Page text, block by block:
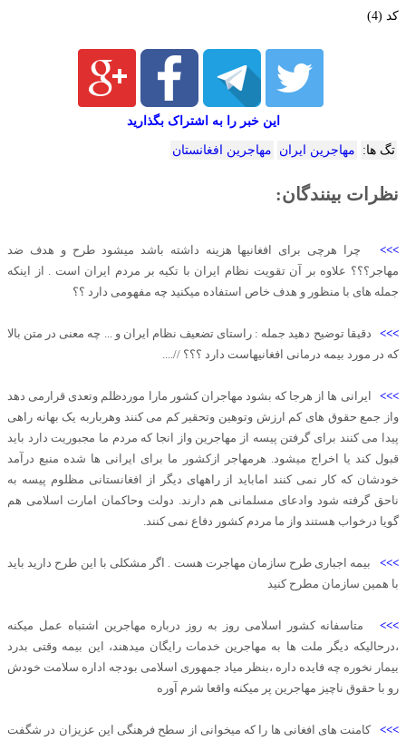
کد (4)
این خبر را به اشتراک بگذارید
تگ ها: مهاجرین ایران مهاجرین افغانستان
نظرات بینندگان:
>>> چرا هرچی برای افغانیها هزینه داشته باشد میشود طرح و هدف ضد
مهاجر؟؟؟ علاوه بر آن تقویت نظام ایران با تکیه بر مردم ایران است . از اینکه
جمله های با منظور و هدف خاص استفاده میکنید چه مفهومی دارد ؟؟
>>> دقیقا توضیح دهید جمله : راستای تضعیف نظام ایران و ... چه معنی در متن بالا
که در مورد بیمه درمانی افغانیهاست دارد ؟؟؟ //....
>>> ایرانی ها از هرجا که بشود مهاجران کشور مارا موردظلم وتعدی قرارمی دهد
واز جمع حقوق های کم ارزش وتوهین وتحقیر کم می کنند وهرباربه یک بهانه راهی
پیدا می کنند برای گرفتن پیسه از مهاجرین واز انجا که مردم ما مجبوریت دارد باید
قبول کند یا اخراج میشود. هرمهاجر ازکشور ما برای ایرانی ها شده منبع درآمد
خودشان که کار نمی کنند اماباید از راههای دیگر از افغانستانی مظلوم پیسه به
ناحق گرفته شود وادعای مسلمانی هم دارند. دولت وحاکمان امارت اسلامی هم
گویا درخواب هستند واز ما مردم کشور دفاع نمی کنند.
>>> بیمه اجباری طرح سازمان مهاجرت هست . اگر مشکلی با این طرح دارید باید
با همین سازمان مطرح کنید
>>> متاسفانه کشور اسلامی روز به روز درباره مهاجرین اشتباه عمل میکنه
،درحالیکه دیگر ملت ها به مهاجرین خدمات رایگان میدهند، این بیمه وقتی بدرد
بیمار نخوره چه فایده داره ،بنظر میاد جمهوری اسلامی بودجه اداره سلامت خودش
رو با حقوق ناچیز مهاجرین پر میکنه واقعا شرم آوره
>>>کامنت های افغانی ها را که میخوانی از سطح فرهنگی این عزیزان در شگفت